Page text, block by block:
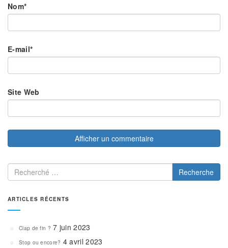
Nom*
E-mail*
Site Web
Recherche
ARTICLES RÉCENTS
Clap de fin ? 7 juin 2023
Stop ou encore? 4 avril 2023